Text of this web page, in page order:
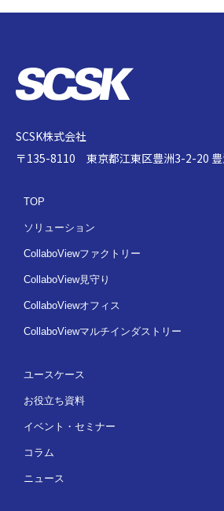
SCSK株式会社
〒135-8110 東京都江東区豊洲3-2-20 豊
TOP
ソリューション
CollaboViewファクトリー
CollaboView見守り
CollaboViewオフィス
CollaboViewマルチインダストリー
ユースケース
お役立ち資料
イベント・セミナー
コラム
ニュース